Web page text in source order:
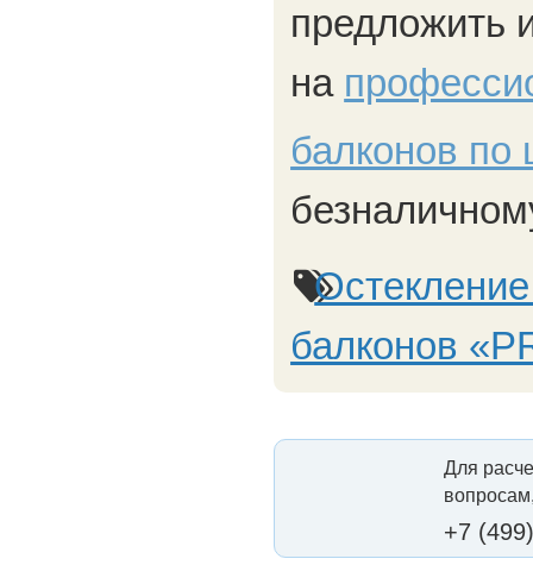
предложить
на
балконов по
балконов
Для
+7